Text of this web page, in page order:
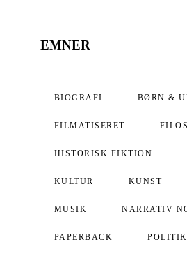
EMNER
BIOGRAFI BØRN &
FILMATISERET
HISTORISK FIKTION
KULTUR KUNST
MUSIK NARRATIV
PAPERBACK POLITIK